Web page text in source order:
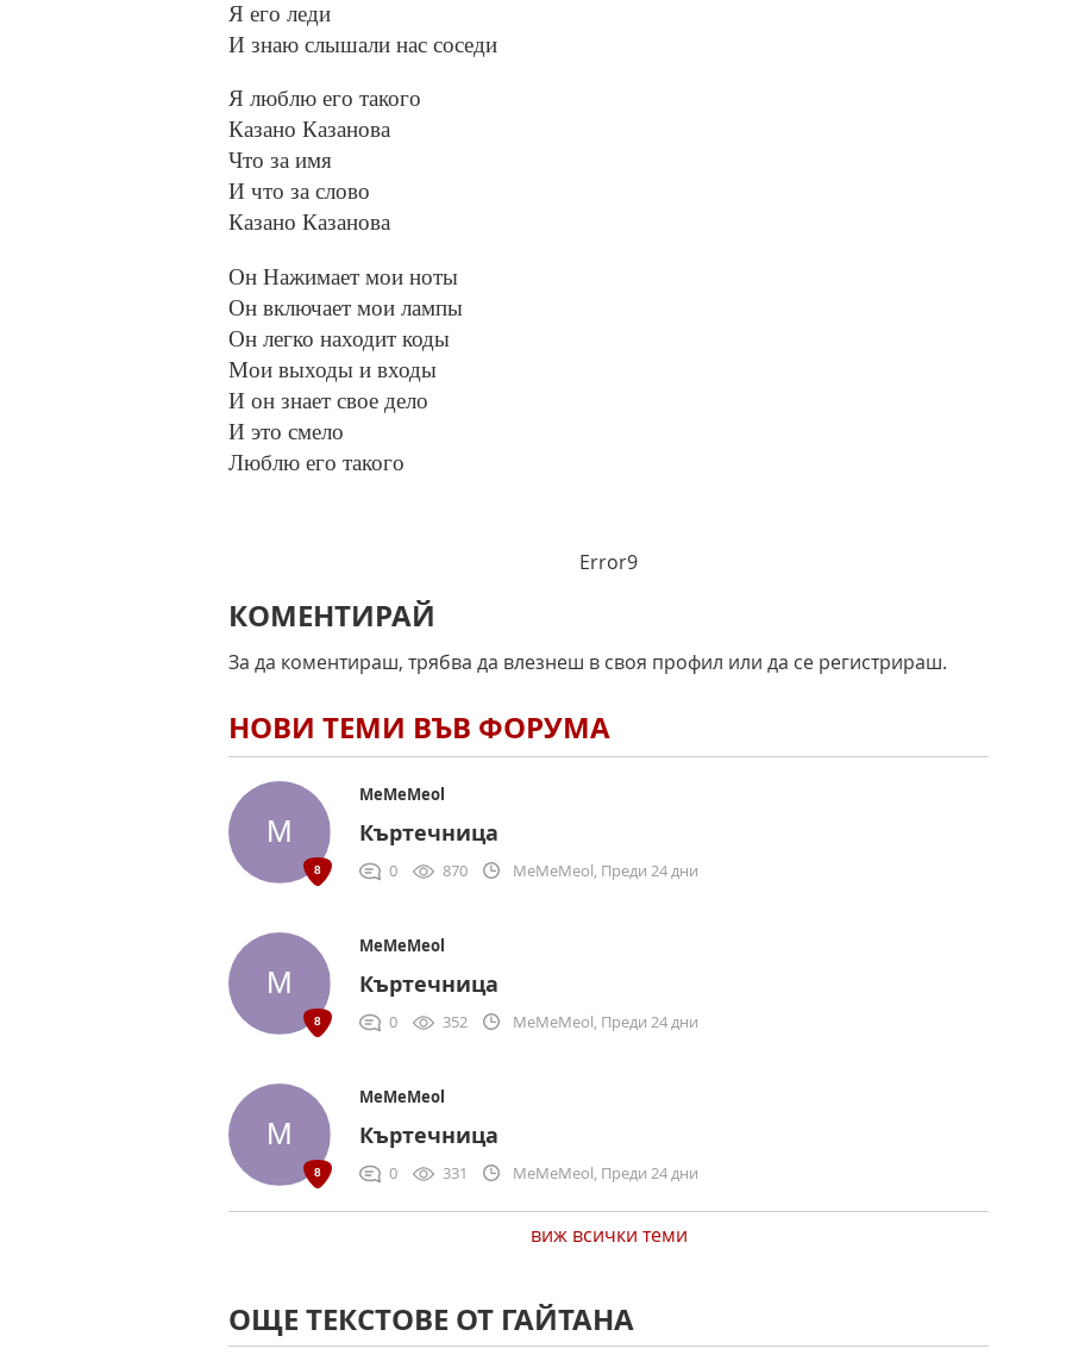
Я его леди
И знаю слышали нас соседи
Я люблю его такого
Казано Казанова
Что за имя
И что за слово
Казано Казанова
Он Нажимает мои ноты
Он включает мои лампы
Он легко находит коды
Мои выходы и входы
И он знает свое дело
И это смело
Люблю его такого
Error9
КОМЕНТИРАЙ
За да коментираш, трябва да влезнеш в своя профил или да се регистрираш.
НОВИ ТЕМИ ВЪВ ФОРУМА
MeMeMeol
Къртечница
0 870 MeMeMeol, Преди 24 дни
MeMeMeol
Къртечница
0 352 MeMeMeol, Преди 24 дни
MeMeMeol
Къртечница
0 331 MeMeMeol, Преди 24 дни
виж всички теми
ОЩЕ ТЕКСТОВЕ ОТ ГАЙТАНА